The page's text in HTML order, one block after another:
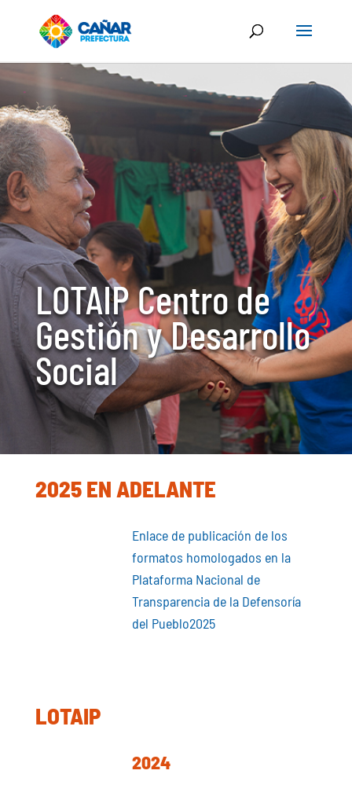
LOTAIP Centro de
Gestión y Desarrollo
Social
2025 EN ADELANTE
Enlace de publicación de los
formatos homologados en la
Plataforma Nacional de
Transparencia de la Defensoría
del Pueblo2025
LOTAIP
2024